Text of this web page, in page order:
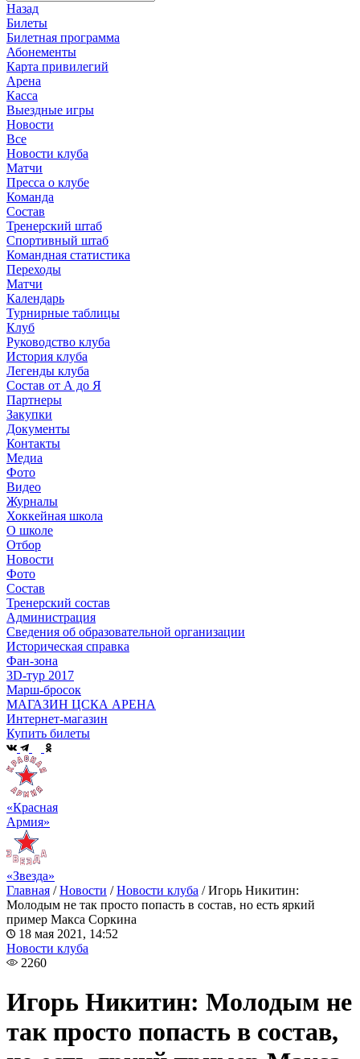
Назад
Билеты
Билетная программа
Абонементы
Карта привилегий
Арена
Касса
Выездные игры
Новости
Все
Новости клуба
Матчи
Пресса о клубе
Команда
Состав
Тренерский штаб
Спортивный штаб
Командная статистика
Переходы
Матчи
Календарь
Турнирные таблицы
Клуб
Руководство клуба
История клуба
Легенды клуба
Состав от А до Я
Партнеры
Закупки
Документы
Контакты
Медиа
Фото
Видео
Журналы
Хоккейная школа
О школе
Отбор
Новости
Фото
Состав
Тренерский состав
Администрация
Сведения об образовательной организации
Историческая справка
Фан-зона
3D-тур 2017
Марш-бросок
МАГАЗИН ЦСКА АРЕНА
Интернет-магазин
Купить билеты
«Красная
Армия»
«Звезда»
Главная /Новости /Новости клуба /Игорь Никитин:
Молодым не так просто попасть в состав, но есть яркий
пример Макса Соркина
18 мая 2021, 14:52
Новости клуба
2260
Игорь Никитин: Молодым не
так просто попасть в состав,